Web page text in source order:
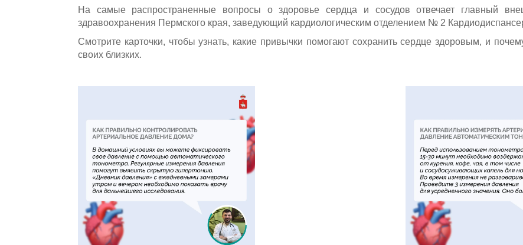
На самые распространенные вопросы о здоровье сердца и сосудов отвечает главный
здравоохранения Пермского края, заведующий кардиологическим отделением № 2
Смотрите карточки, чтобы узнать, какие привычки помогают сохранить сердце здоровым, и
своих близких.